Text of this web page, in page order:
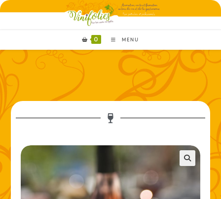
0 MENU